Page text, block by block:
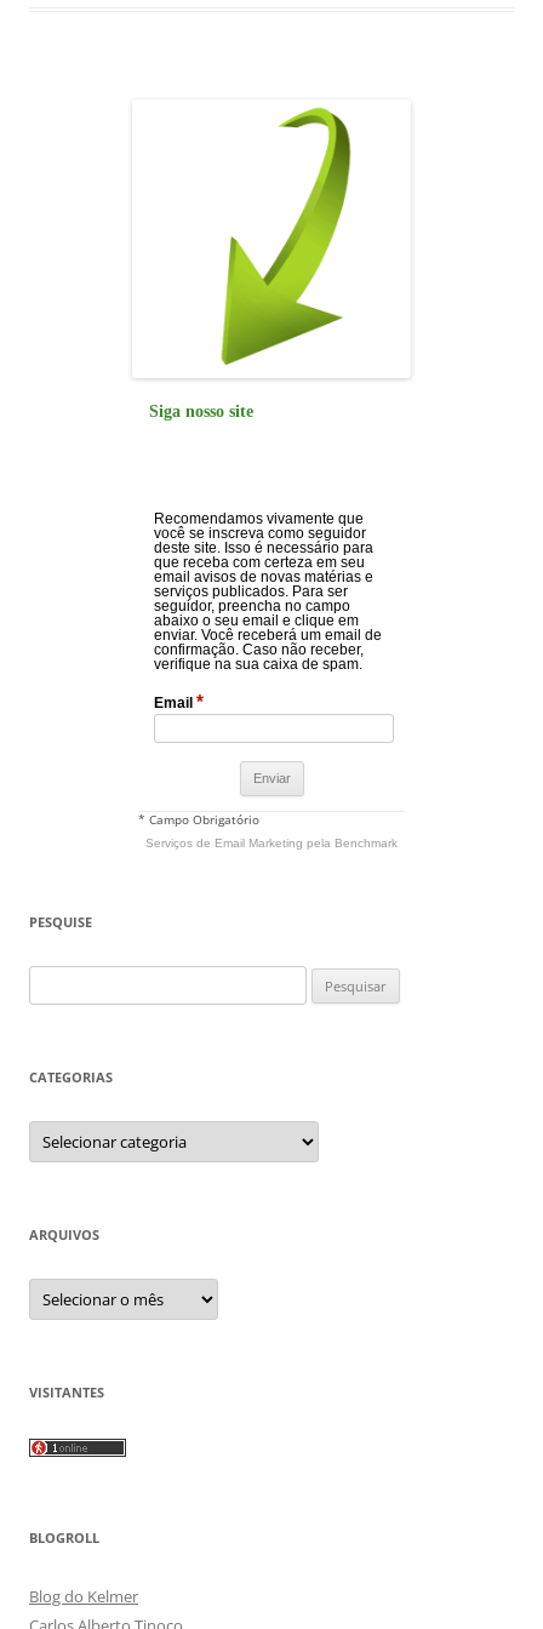
Siga nosso site
Recomendamos vivamente que
você se inscreva como seguidor
deste site. Isso é necessário para
que receba com certeza em seu
email avisos de novas matérias e
serviços publicados. Para ser
seguidor, preencha no campo
abaixo o seu email e clique em
enviar. Você receberá um email de
confirmação. Caso não receber,
verifique na sua caixa de spam.
Email *
* Campo Obrigatório
Serviços de Email Marketing pela Benchmark
PESQUISE
por:
CATEGORIAS
Categorias
ARQUIVOS
Arquivos
VISITANTES
BLOGROLL
Blog do Kelmer